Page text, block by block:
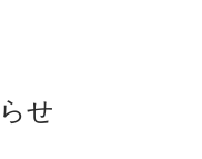
せ